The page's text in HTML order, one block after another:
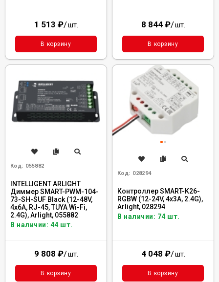
1 513 ₽/шт.
В корзину
8 844 ₽/шт.
В корзину
Код: 055882
INTELLIGENT ARLIGHT
Диммер SMART-PWM-104-
73-SH-SUF Black (12-48V,
4x6A, RJ-45, TUYA Wi-Fi,
2.4G), Arlight, 055882
В наличии: 44 шт.
9 808 ₽/шт.
В корзину
Код: 028294
Контроллер SMART-K26-
RGBW (12-24V, 4x3A, 2.4G),
Arlight, 028294
В наличии: 74 шт.
4 048 ₽/шт.
В корзину